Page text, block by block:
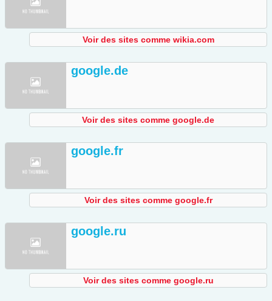
Voir des sites comme wikia.com
google.de
Voir des sites comme google.de
google.fr
Voir des sites comme google.fr
google.ru
Voir des sites comme google.ru